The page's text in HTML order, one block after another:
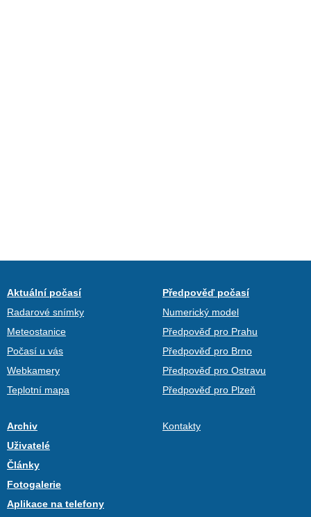
Aktuální počasí
Radarové snímky
Meteostanice
Počasí u vás
Webkamery
Teplotní mapa
Předpověď počasí
Numerický model
Předpověď pro Prahu
Předpověď pro Brno
Předpověď pro Ostravu
Předpověď pro Plzeň
Archiv
Uživatelé
Články
Fotogalerie
Aplikace na telefony
Kontakty